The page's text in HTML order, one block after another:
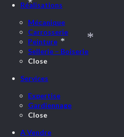
Réalisations
Mécanique
Carrosserie
Peinture
Sellerie – Boiserie
Close
Services
Expertise
Gardiennage
Close
A Vendre
*
*